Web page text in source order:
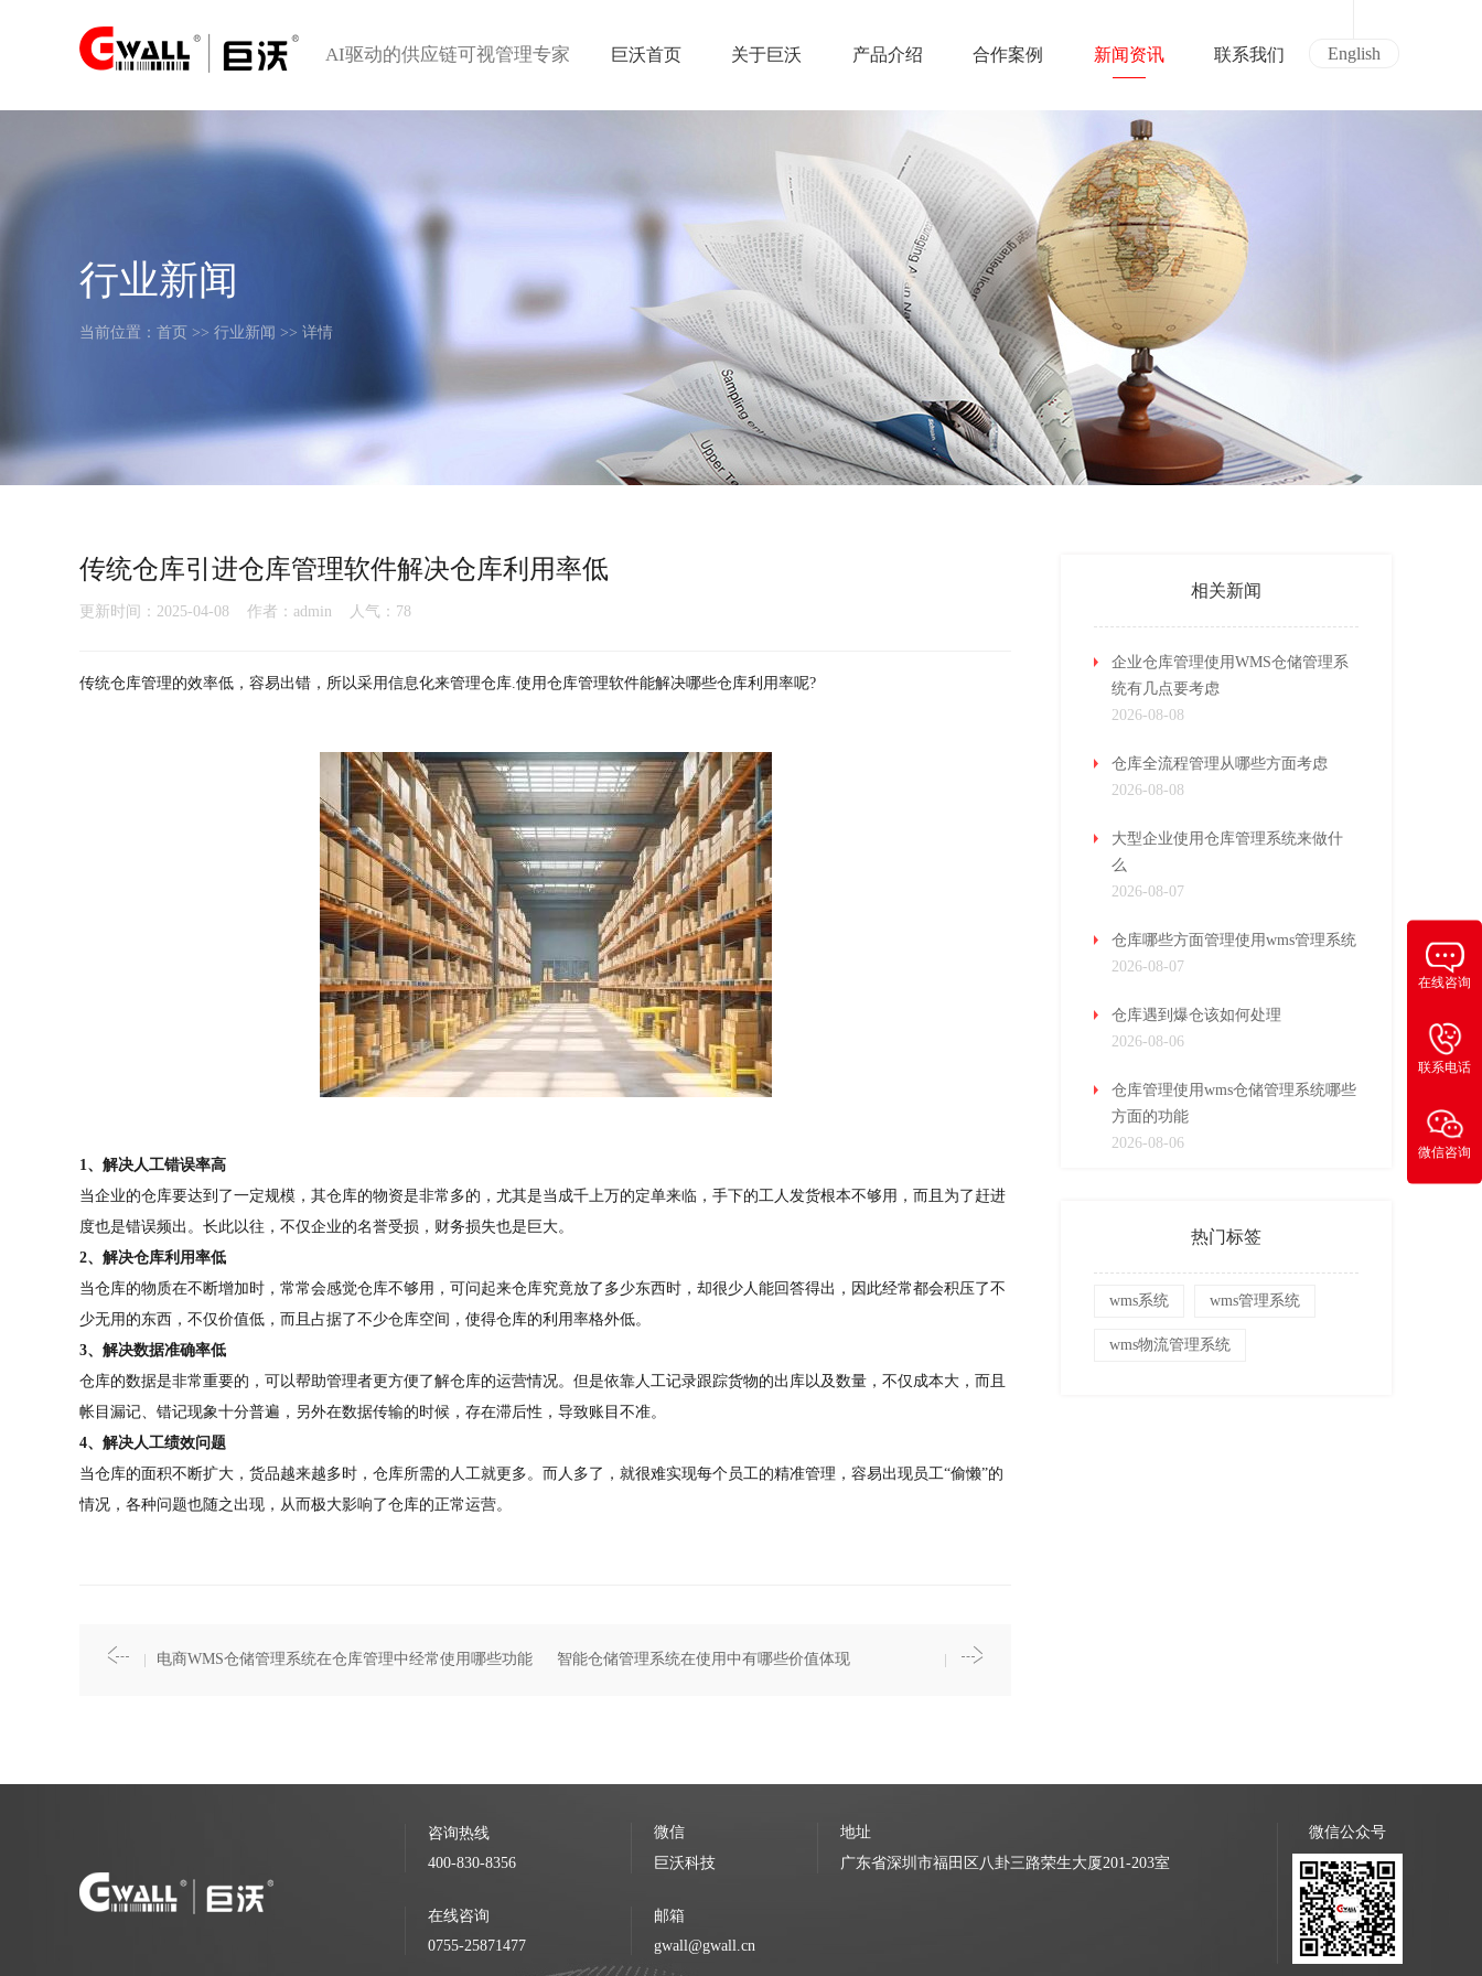
AI驱动的供应链可视管理专家 巨沃首页 关于巨沃 产品介绍 合作案例 新闻资讯 联系我们 English
行业新闻
当前位置： 首页 >> 行业新闻 >> 详情
传统仓库引进仓库管理软件解决仓库利用率低
更新时间：2025-04-08 作者：admin 人气： 78
传统仓库管理的效率低，容易出错，所以采用信息化来管理仓库.使用仓库管理软件能解决哪些仓库利用率呢?
1、解决人工错误率高
当企业的仓库要达到了一定规模，其仓库的物资是非常多的，尤其是当成千上万的定单来临，手下的工人发货根本不够用，而且为了赶进
度也是错误频出。长此以往，不仅企业的名誉受损，财务损失也是巨大。
2、解决仓库利用率低
当仓库的物质在不断增加时，常常会感觉仓库不够用，可问起来仓库究竟放了多少东西时，却很少人能回答得出，因此经常都会积压了不
少无用的东西，不仅价值低，而且占据了不少仓库空间，使得仓库的利用率格外低。
3、解决数据准确率低
仓库的数据是非常重要的，可以帮助管理者更方便了解仓库的运营情况。但是依靠人工记录跟踪货物的出库以及数量，不仅成本大，而且
帐目漏记、错记现象十分普遍，另外在数据传输的时候，存在滞后性，导致账目不准。
4、解决人工绩效问题
当仓库的面积不断扩大，货品越来越多时，仓库所需的人工就更多。而人多了，就很难实现每个员工的精准管理，容易出现员工“偷懒”的
情况，各种问题也随之出现，从而极大影响了仓库的正常运营。
电商WMS仓储管理系统在仓库管理中经常使用哪些功能 智能仓储管理系统在使用中有哪些价值体现
相关新闻
企业仓库管理使用WMS仓储管理系
统有几点要考虑
2026-08-08
仓库全流程管理从哪些方面考虑
2026-08-08
大型企业使用仓库管理系统来做什
么
2026-08-07
仓库哪些方面管理使用wms管理系统
2026-08-07
仓库遇到爆仓该如何处理
2026-08-06
仓库管理使用wms仓储管理系统哪些
方面的功能
2026-08-06
热门标签
wms系统 wms管理系统
wms物流管理系统
咨询热线
400-830-8356
微信
巨沃科技
地址
广东省深圳市福田区八卦三路荣生大厦201-203室
在线咨询
0755-25871477
邮箱
gwall@gwall.cn
微信公众号
在线咨询
联系电话
微信咨询